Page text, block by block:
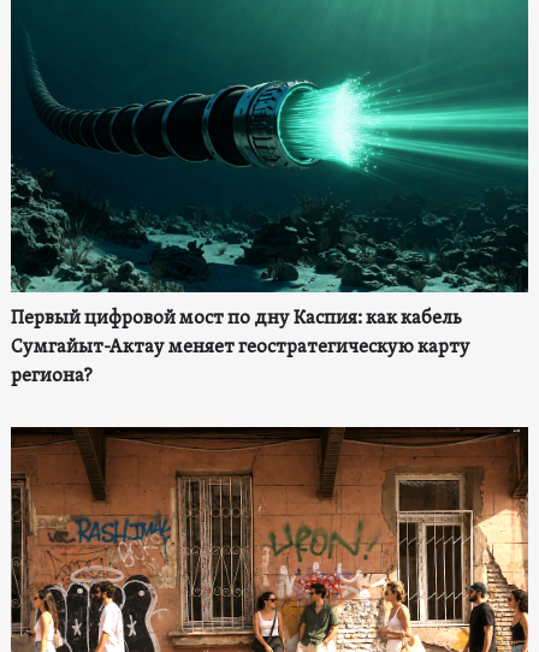
Первый цифровой мост по дну Каспия: как кабель
Сумгайыт-Актау меняет геостратегическую карту
региона?